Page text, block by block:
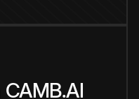
CAMB.AI